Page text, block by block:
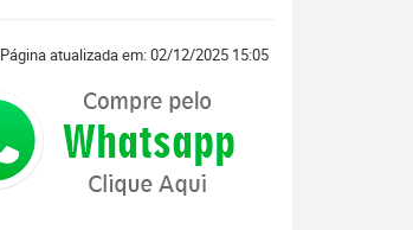
Página atualizada em: 02/12/2025 15:05